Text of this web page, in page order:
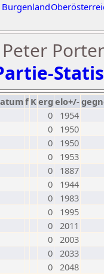
Burgenland
f Kerg elo+/-
0
1954
0
1950
0
1950
0
1953
0
1887
0
1944
0
1983
0
1995
0 2011
0 2003
0 2033
0 2048